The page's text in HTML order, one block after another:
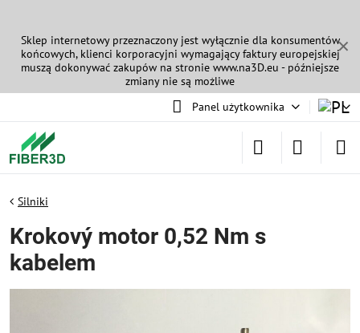
✕
Sklep internetowy przeznaczony jest wyłącznie dla konsumentów
końcowych, klienci korporacyjni wymagający faktury europejskiej
muszą dokonywać zakupów na stronie www.na3D.eu - późniejsze
zmiany nie są możliwe
Panel użytkownika
Silniki
Krokový motor 0,52 Nm s
kabelem